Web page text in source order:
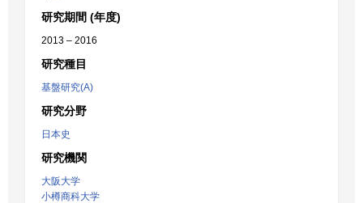
研究期間 (年度)
2013 – 2016
研究種目
基盤研究(A)
研究分野
日本史
研究機関
大阪大学
小樽商科大学